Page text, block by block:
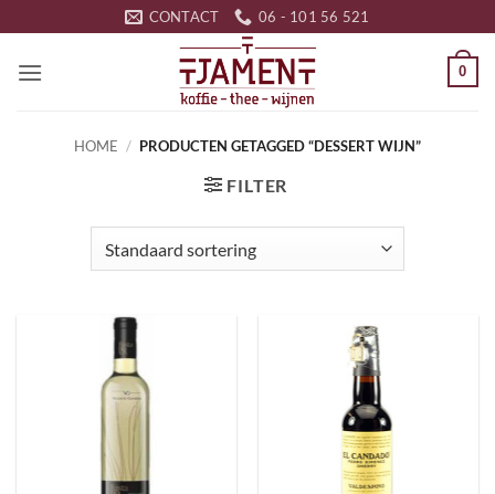
naar
inhoud
CONTACT 06 - 101 56 521
0
HOME / PRODUCTEN GETAGGED “DESSERT WIJN”
FILTER